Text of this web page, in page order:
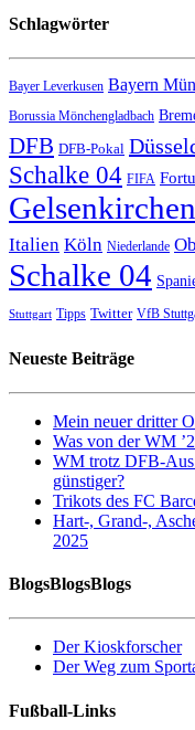
Schlagwörter
Bayer Leverkusen Bayern
Borussia Mönchengladbach
DFB DFB-Pokal
Schalke 04 FIFA
Gelsenkirchen
Italien Köln Niederlande
Schalke 04
Stuttgart Tipps Twitter VfB
Neueste Beiträge
Mein neuer dritter
Was von der WM
WM trotz DFB-
günstiger?
Trikots des FC
Hart-, Grand-,
2025
BlogsBlogsBlogs
Der Kioskforscher
Der Weg zum
Fußball-Links